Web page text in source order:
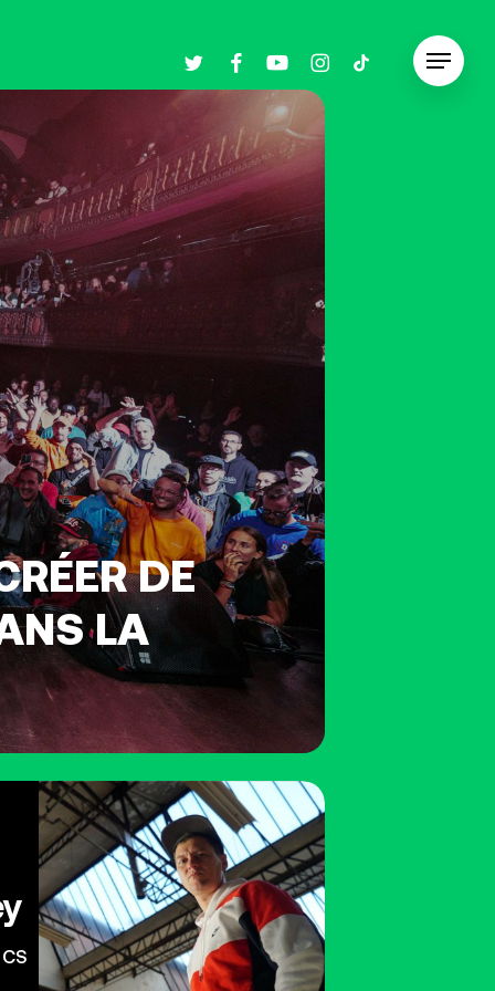
twitterfacebookyoutubeinstagram
tiktok Menu
DE
LA